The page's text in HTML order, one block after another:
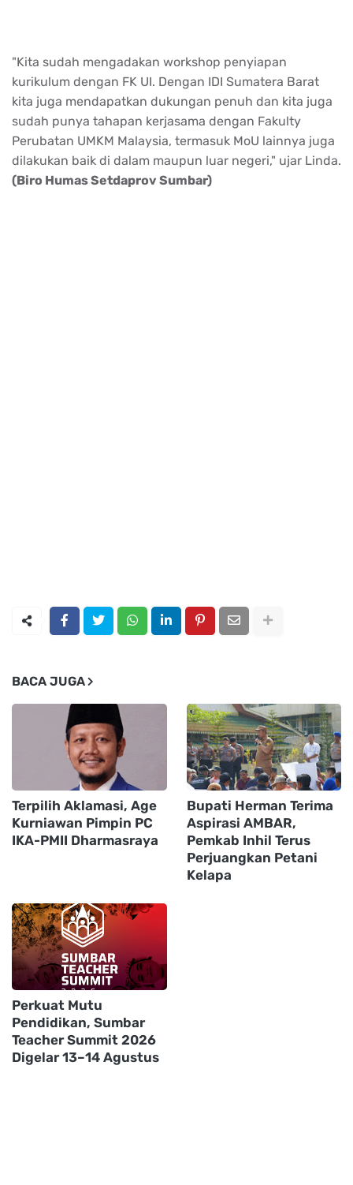
"Kita sudah mengadakan workshop penyiapan
kurikulum dengan FK UI. Dengan IDI Sumatera Barat
kita juga mendapatkan dukungan penuh dan kita juga
sudah punya tahapan kerjasama dengan Fakulty
Perubatan UMKM Malaysia, termasuk MoU lainnya juga
dilakukan baik di dalam maupun luar negeri," ujar Linda.
(Biro Humas Setdaprov Sumbar)
BACA JUGA
Terpilih Aklamasi, Age
Kurniawan Pimpin PC
IKA-PMII Dharmasraya
Bupati Herman Terima
Aspirasi AMBAR,
Pemkab Inhil Terus
Perjuangkan Petani
Kelapa
Perkuat Mutu
Pendidikan, Sumbar
Teacher Summit 2026
Digelar 13–14 Agustus